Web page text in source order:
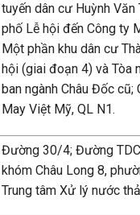
tuyến dân cư Huỳnh Văn
phố Lễ hội đến Công ty
Một phần khu dân cư
hội (giai đoạn 4) và Tòa
ban ngành Châu Đốc cũ;
May Việt Mỹ, QL N1.
Đường 30/4; Đường
khóm Châu Long 8,
Trung tâm Xử lý nước